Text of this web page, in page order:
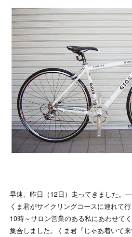
早速、昨日（12日）走ってきました。
くま君がサイクリングコースに連れて
10時～サロン営業のある私にあわせて
集合しました。くま君『じゃあ着いて